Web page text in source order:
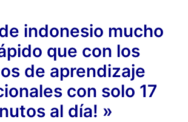
indonesio mucho
que con los
de aprendizaje
con solo 17
al día! »